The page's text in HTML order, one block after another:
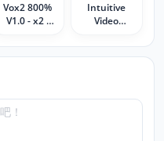
Vox2 800%
V1.0 - x2 (
Intuitive
Video
(0.1x - 4x)